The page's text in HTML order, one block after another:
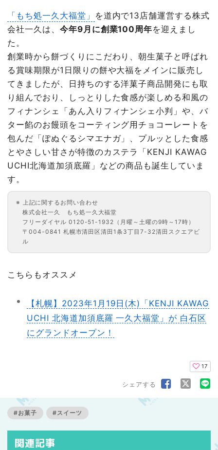
「もち処一久大福堂」
を道内で13店舗運営する株式
会社一久は、 今年9月に創業100周年を迎えまし
た。
創業時から餅づくりにこだわり、朝生菓子と呼ばれ
る賞味期限が1日限りの餅や大福をメインに販売し
てきましたが、日持ちのする洋菓子商品開発にも取
り組んでおり、しっとりした食感が楽しめる和風の
フィナンシェ「あん入りフィナンシェ小判」や、バ
ター餡のお饅頭をコーティング用チョコーレートを
包んだ「ぽぬぐるシマエナガ」、プルッとした食感
とやさしい甘さが特徴のカステラ「KENJI KAWAG
UCHI北海道加須底羅」などの商品も誕生していま
す。
上記に関するお問い合わせ
株式会社一久 もち処一久大福堂
フリーダイヤル 0120-51-1932（月曜～土曜の9時～17時）
〒004-0841 札幌市清田区清田1条3丁目7-32清田スクエアビ
ル
こちらもオススメ
【札幌】2023年1月19日(木)「KENJI KAWAG
UCHI 北海道加須底羅 一久大福堂」が 白石区
にグランドオープン！
17
シェアする
#お菓子 #スイーツ
関連記事